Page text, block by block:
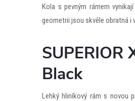
Kola s pevným rámem
geometrii jsou skvěle obratná i
SUPERIOR
Black
Lehký hliníkový rám s novou